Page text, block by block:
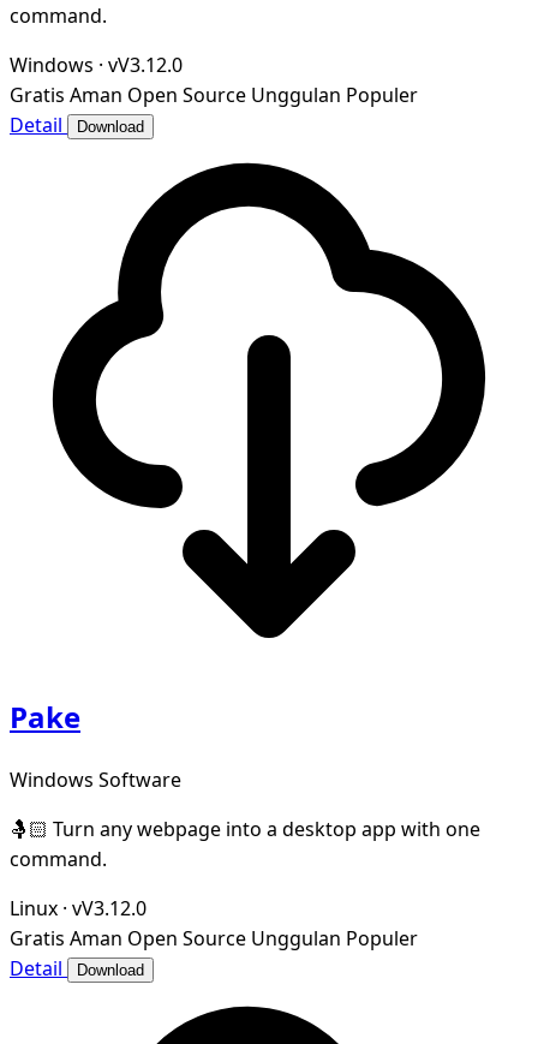
command.
Windows · vV3.12.0
Gratis Aman Open Source Unggulan Populer
Detail
Download
Pake
Windows Software
🤱🏻 Turn any webpage into a desktop app with one
command.
Linux · vV3.12.0
Gratis Aman Open Source Unggulan Populer
Detail
Download